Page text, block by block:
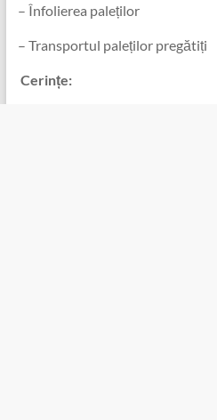
– Înfolierea paleților
– Transportul paleților pregătiți
️ Cerințe: